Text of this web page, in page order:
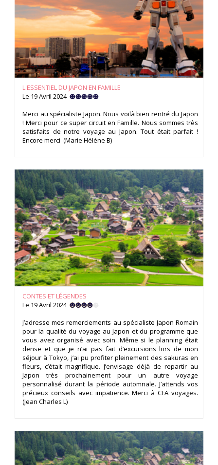
L'ESSENTIEL DU JAPON EN FAMILLE
Le 19 Avril 2024
Merci au spécialiste Japon. Nous voilà bien rentré du Japon
! Merci pour ce super circuit en Famille. Nous sommes très
satisfaits de notre voyage au Japon. Tout était parfait !
Encore merci (Marie Hélène B)
CONTES ET LÉGENDES
Le 19 Avril 2024
J’adresse mes remerciements au spécialiste Japon Romain
pour la qualité du voyage au Japon et du programme que
vous avez organisé avec soin. Même si le planning était
dense et que je n’ai pas fait d’excursions lors de mon
séjour à Tokyo, j’ai pu profiter pleinement des sakuras en
fleurs, c’était magnifique. J’envisage déjà de repartir au
Japon très prochainement pour un autre voyage
personnalisé durant la période automnale. J’attends vos
précieux conseils avec impatience. Merci à CFA voyages.
(Jean Charles L)